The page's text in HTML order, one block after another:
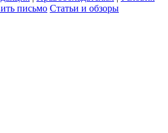
письмо Статьи и обзоры